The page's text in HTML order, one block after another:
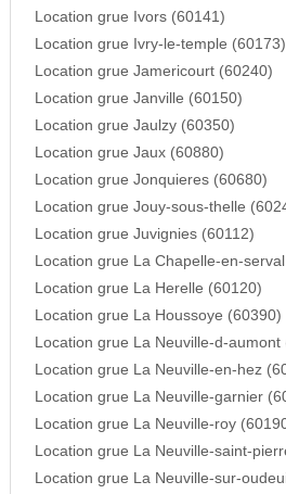
Location grue Ivors (60141)
Location grue Ivry-le-temple (60173)
Location grue Jamericourt (60240)
Location grue Janville (60150)
Location grue Jaulzy (60350)
Location grue Jaux (60880)
Location grue Jonquieres (60680)
Location grue Jouy-sous-thelle
Location grue Juvignies (60112)
Location grue La Chapelle-en-
Location grue La Herelle (60120)
Location grue La Houssoye (60390)
Location grue La Neuville-d-aumont
Location grue La Neuville-en-hez
Location grue La Neuville-garnier
Location grue La Neuville-roy
Location grue La Neuville-saint-
Location grue La Neuville-sur-